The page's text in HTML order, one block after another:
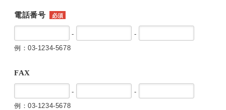
電話番号 必須
-
-
例：03-1234-5678
FAX
-
-
例：03-1234-5678